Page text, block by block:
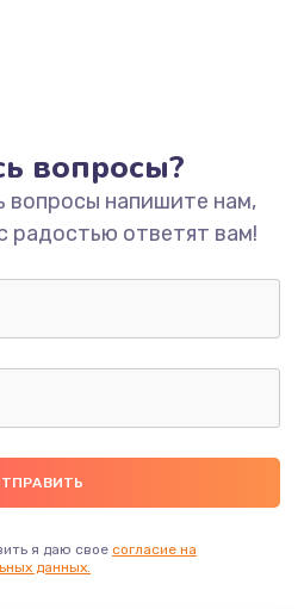
карбюратора
1300 руб.
трубки
400 руб.
вопросы?
вопросы напишите нам,
радостью ответят вам!
я даю свое согласие на
данных.